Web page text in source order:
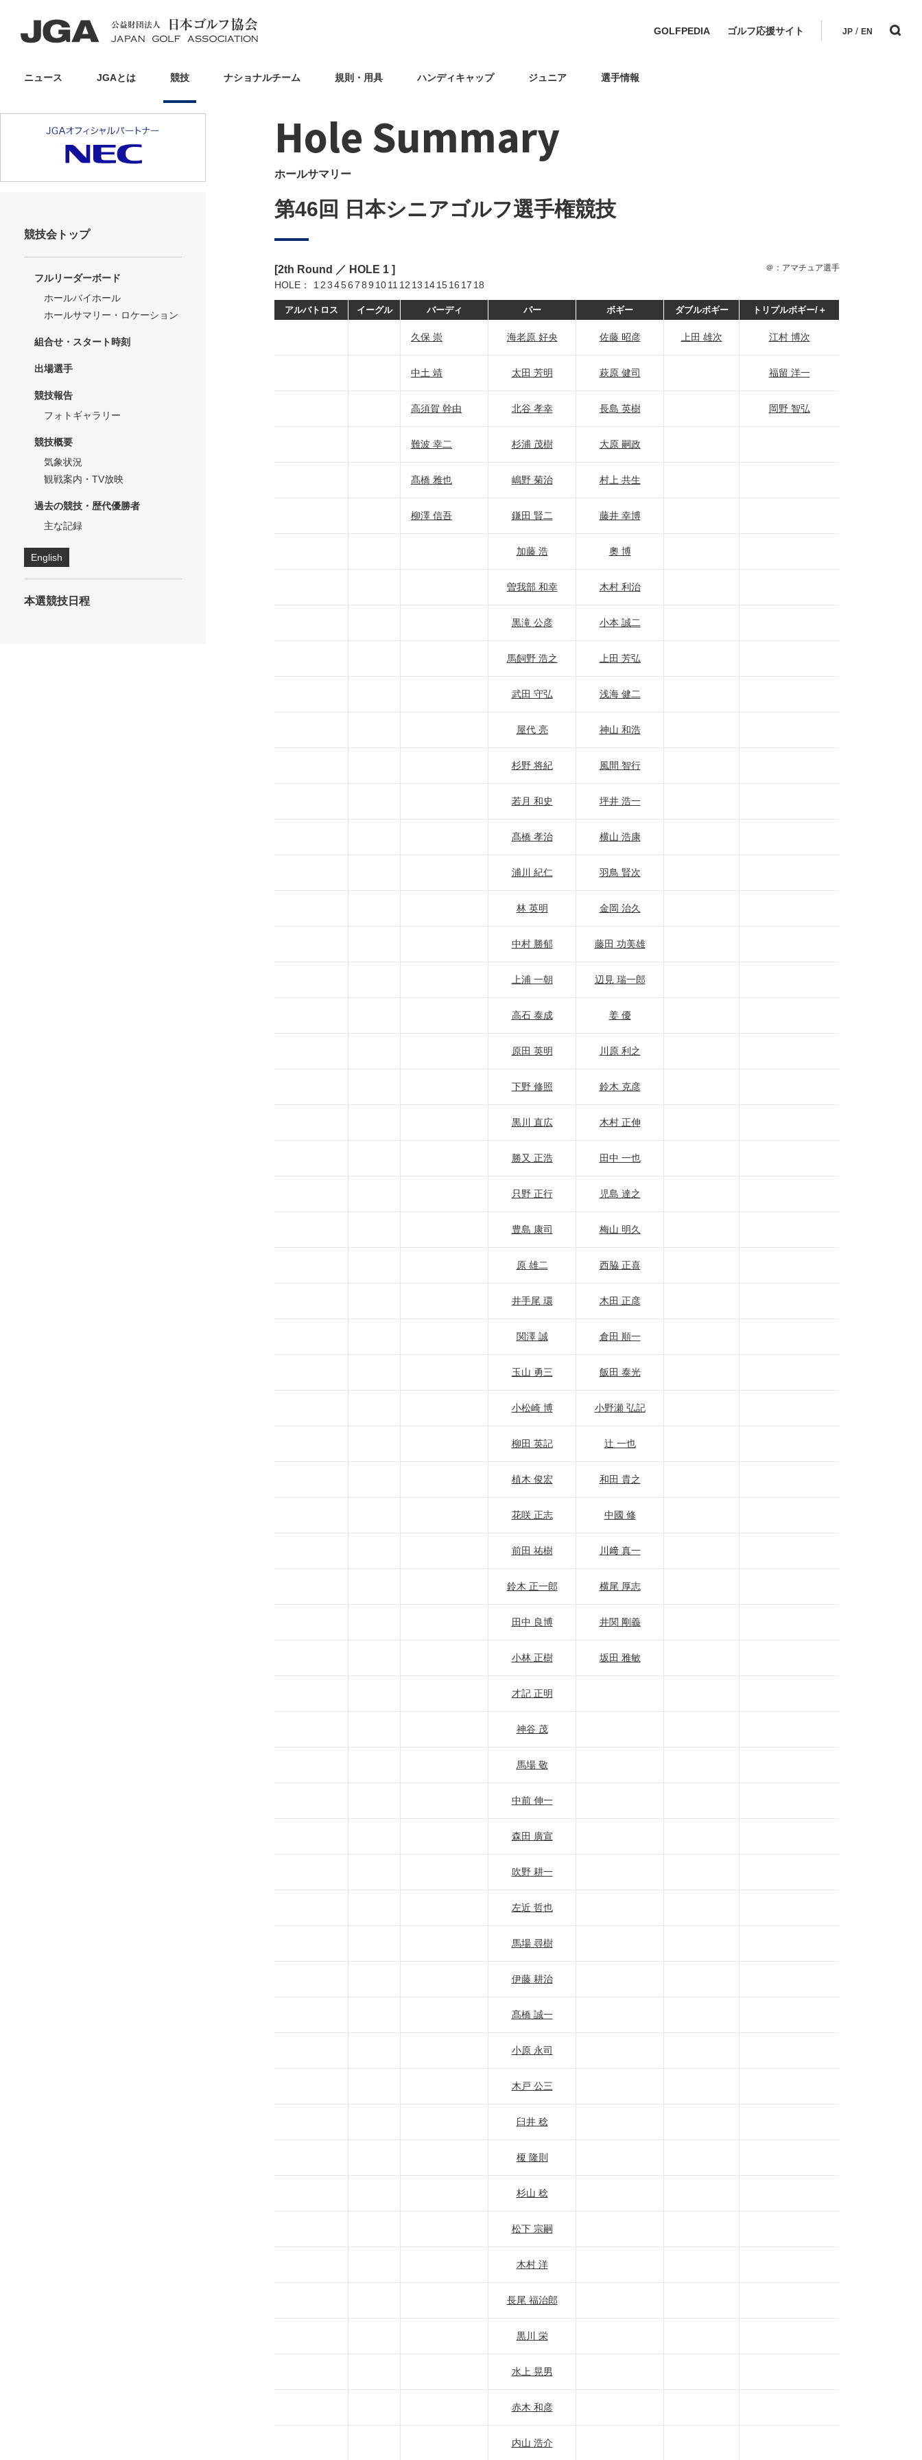
GOLFPEDIA ゴルフ応援サイト JP / EN
ニュース JGAとは 競技 ナショナルチーム 規則・用具 ハンディキャップ ジュニア 選手情報
Hole Summary
ホールサマリー
第46回 日本シニアゴルフ選手権競技
[2th Round ／ HOLE 1 ]
HOLE 1 23456789 1011 12 13 141516 17 18
＠：アマチュア選手
アルバトロス イーグル バーディ パー ボギー ダブルボギー トリプルボギー/＋
久保 崇 海老原 好央 佐藤 昭彦 上田 雄次 江村 博次
中土 靖 太田 芳明 萩原 健司 福留 洋一
高須賀 幹由 北谷 孝幸 長島 英樹 岡野 智弘
難波 幸二 杉浦 茂樹 大原 嗣政
髙橋 雅也 嶋野 菊治 村上 共生
柳澤 信吾 鎌田 賢二 藤井 幸博
加藤 浩 奧 博
曽我部 和幸 木村 利治
黒滝 公彦 小本 誠二
馬飼野 浩之 上田 芳弘
武田 守弘 浅海 健二
屋代 亮 神山 和浩
杉野 将紀 風間 智行
若月 和史 坪井 浩一
髙橋 孝治 横山 浩康
浦川 紀仁 羽鳥 賢次
林 英明 金岡 治久
中村 勝郁 藤田 功美雄
上浦 一朝 辺見 瑞一郎
高石 泰成 姜 優
原田 英明 川原 利之
下野 修照 鈴木 克彦
黒川 直広 木村 正伸
勝又 正浩 田中 一也
只野 正行 児島 達之
豊島 康司 梅山 明久
原 雄二 西脇 正喜
井手尾 環 木田 正彦
関澤 誠 倉田 順一
玉山 勇三 飯田 泰光
小松崎 博 小野瀬 弘記
柳田 英記 辻 一也
植木 俊宏 和田 貴之
花咲 正志 中國 修
前田 祐樹 川﨑 真一
鈴木 正一郎 横尾 厚志
田中 良博 井関 剛義
小林 正樹 坂田 雅敏
才記 正明
神谷 茂
馬場 敬
中前 伸一
森田 廣宣
吹野 耕一
左近 哲也
馬場 尋樹
伊藤 耕治
髙橋 誠一
小原 永司
木戸 公三
臼井 稔
榎 隆則
杉山 稔
松下 宗嗣
木村 洋
長尾 福治郎
黒川 栄
水上 晃男
赤木 和彦
内山 浩介
競技会トップ
フルリーダーボード
ホールバイホール
ホールサマリー・ロケーション
組合せ・スタート時刻
出場選手
競技報告
フォトギャラリー
競技概要
気象状況
観戦案内・TV放映
過去の競技・歴代優勝者
主な記録
English
本選競技日程